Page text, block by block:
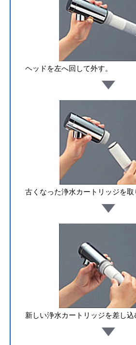
ヘッドを左へ回して外す。
古くなった浄水カートリッジを取
新しい浄水カートリッジを差し込